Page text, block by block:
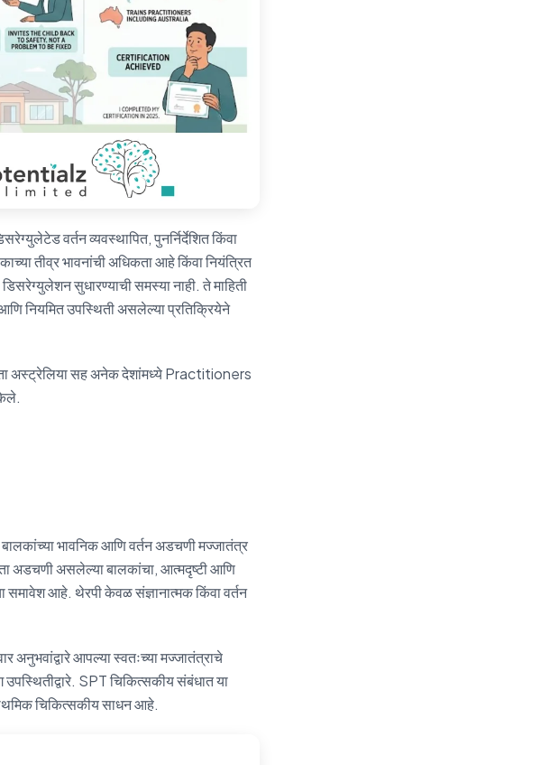
वर्तन व्यवस्थापित, पुनर्निर्देशित किंवा
तीव्र भावनांची अधिकता आहे किंवा नियंत्रित
सुधारण्याची समस्या नाही. ते माहिती
नियमित उपस्थिती असलेल्या प्रतिक्रियेने
अस्ट्रेलिया सह अनेक देशांमध्ये Practitioners
भावनिक आणि वर्तन अडचणी मज्जातंत्र
अडचणी असलेल्या बालकांचा, आत्मदृष्टी आणि
आहे. थेरपी केवळ संज्ञानात्मक किंवा वर्तन
अनुभवांद्वारे आपल्या स्वतःच्या मज्जातंत्राचे
SPT चिकित्सकीय संबंधात या
चिकित्सकीय साधन आहे.